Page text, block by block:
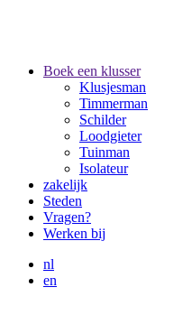
Boek een klusser
Klusjesman
Timmerman
Schilder
Loodgieter
Tuinman
Isolateur
zakelijk
Steden
Vragen?
Werken bij
nl
en